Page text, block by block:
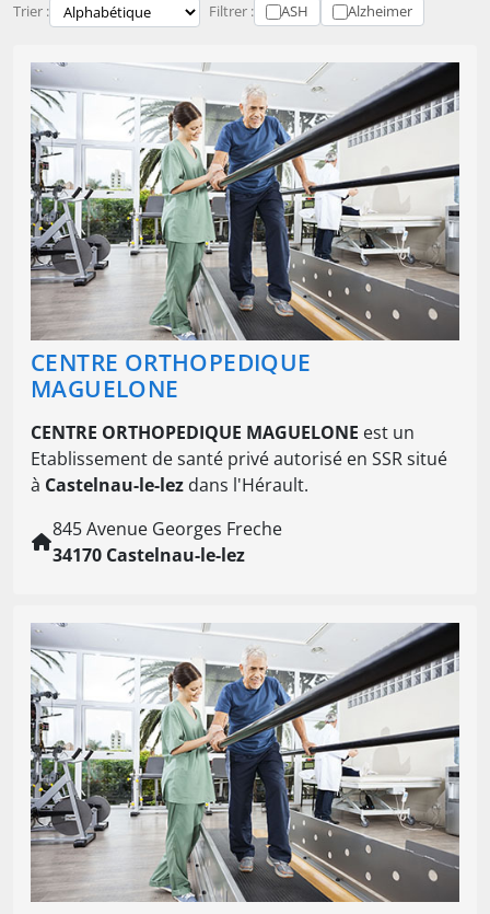
Trier : Filtrer : ASH Alzheimer
CENTRE ORTHOPEDIQUE
MAGUELONE
CENTRE ORTHOPEDIQUE MAGUELONE est un
Etablissement de santé privé autorisé en SSR situé
à Castelnau-le-lez dans l'Hérault.
845 Avenue Georges Freche
34170 Castelnau-le-lez